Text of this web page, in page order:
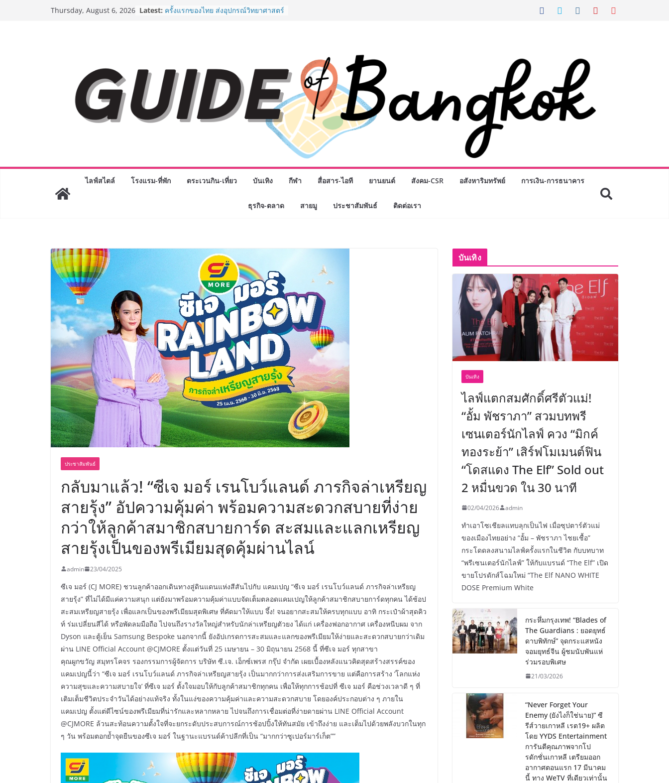
Thursday, August 6, 2026 Latest: “ตลาดดอกไม้สี่มุมเมือง” ศูนย์รวมดอกไม้
สด ดอกไม้ประดิษฐ์ พวงมาลัย และสังฆ
“CE-7 MATCH” ฝีมือคนไทย ร่วมภารกิจ
สำรวจดวงจันทร์ 24 สิงหาคมนี้
8.8 “ซูเลียน” รวมพลังนักธุรกิจทั่ว
ประเทศ จัดประชุมใหญ่แห่งปี พบ CEO
“ดร.ปิยะวัฒน์” ถ่ายทอดวิสัยทัศน์ธุรกิจ
พร้อมฟรีคอนเสิร์ต “โชค รถแห่” ยกวง
AirAsia X SEE FAH พันธมิตรทางธุรกิจ
BEDO เดินหน้าจัดกิจกรรมเจรจาธุรกิจ
“BIO TRADE CONNECT 2026” ยก
ไลฟ์สไตล์ โรงแรม-ที่พัก ตระเวนกิน-เที่ยว บันเทิง กีฬา สื่อสาร-ไอที ยานยนต์ สังคม-CSR อสังหาริมทรัพย์ การเงิน-การธนาคาร
ธุรกิจ-ตลาด สายมู ประชาสัมพันธ์ ติดต่อเรา
ประชาสัมพันธ์
กลับมาแล้ว! “ซีเจ มอร์ เรนโบว์แลนด์ ภารกิจล่าเหรียญ
สายรุ้ง” อัปความคุ้มค่า พร้อมความสะดวกสบายที่ง่าย
กว่าให้ลูกค้าสมาชิกสบายการ์ด สะสมและแลกเหรียญ
สายรุ้งเป็นของพรีเมียมสุดคุ้มผ่านไลน์
admin 23/04/2025
ซีเจ มอร์ (CJ MORE) ชวนลูกค้าออกเดินทางสู่ดินแดนแห่งสีสันไปกับ แคมเปญ “ซีเจ มอร์ เรนโบว์แลนด์ ภารกิจล่าเหรียญ
สายรุ้ง” ที่ไม่ได้มีแค่ความสนุก แต่ยังมาพร้อมความคุ้มค่าแบบจัดเต็มตลอดแคมเปญให้ลูกค้าสมาชิกสบายการ์ดทุกคน ได้ช้อป
สะสมเหรียญสายรุ้ง เพื่อแลกเป็นของพรีเมียมสุดพิเศษ ที่คัดมาให้แบบ จึ้ง! จนอยากสะสมให้ครบทุกแบบ อาทิ กระเป๋าผ้าสุดคิว
ท์ ร่มเปลี่ยนสีได้ หรือพัดลมมือถือ ไปจนถึงรางวัลใหญ่สำหรับนักล่าเหรียญตัวยง ได้แก่ เครื่องฟอกอากาศ เครื่องหนีบผม จาก
Dyson และตู้เย็น Samsung Bespoke นอกจากนี้ ยังอัปเกรดการสะสมและแลกของพรีเมียมให้ง่ายและสะดวกสบายกว่าเดิม
ผ่าน LINE Official Account @CJMORE ตั้งแต่วันที่ 25 เมษายน – 30 มิถุนายน 2568 นี้ ที่ซีเจ มอร์ ทุกสาขา
คุณผูกขวัญ สมุทรโคจร รองกรรมการผู้จัดการ บริษัท ซี.เจ. เอ็กซ์เพรส กรุ๊ป จำกัด เผยเบื้องหลังแนวคิดสุดสร้างสรรค์ของ
แคมเปญนี้ว่า “ซีเจ มอร์ เรนโบว์แลนด์ ภารกิจล่าเหรียญสายรุ้ง เป็นมากกว่าการส่งเสริมการขาย แต่คือการสร้าง ‘โลกแห่ง
ความสุขและความสบายใจ’ ที่ซีเจ มอร์ ตั้งใจมอบให้กับลูกค้าสมาชิกทุกคน เพื่อให้ทุกการช้อปที่ ซีเจ มอร์ คือช่วงเวลาดี ๆ ที่
เติมเต็มชีวิตประจำวันได้อย่างแท้จริง ทั้งในแง่ของความคุ้มค่าและความสะดวกสบาย โดยองค์ประกอบต่าง ๆ ภายใน
แคมเปญ ตั้งแต่ดีไซน์ของพรีเมียมที่น่ารักและหลากหลาย ไปจนถึงการเชื่อมต่อที่ง่ายดายผ่าน LINE Official Account
@CJMORE ล้วนสะท้อนความตั้งใจที่จะยกระดับประสบการณ์การช้อปปิ้งให้ทันสมัย เข้าถึงง่าย และเต็มไปด้วยพลังบวกในทุก
ๆ วัน พร้อมตอกย้ำจุดยืนของซีเจ มอร์ ในฐานะแบรนด์ค้าปลีกที่เป็น “มากกว่าซูเปอร์มาร์เก็ต””
บันเทิง
บันเทิง
ไลฟ์แตกสมศักดิ์ศรีตัวแม่!
“อั้ม พัชราภา” สวมบทพรี
เซนเตอร์นักไลฟ์ ควง “มิกค์
ทองระย้า” เสิร์ฟโมเมนต์ฟิน
“โดสแดง The Elf” Sold out
2 หมื่นขวด ใน 30 นาที
02/04/2026 admin
ทำเอาโซเชียลแทบลุกเป็นไฟ เมื่อซุปตาร์ตัวแม่
ของเมืองไทยอย่าง “อั้ม – พัชราภา ไชยเชื้อ”
กระโดดลงสนามไลฟ์ครั้งแรกในชีวิต กับบทบาท
“พรีเซนเตอร์นักไลฟ์” ให้กับแบรนด์ “The Elf” เปิด
ขายโปรดักส์โฉมใหม่ “The Elf NANO WHITE
DOSE Premium White
กระหึ่มกรุงเทพ! “Blades of
The Guardians : ยอดยุทธ์
ดาบพิทักษ์” จุดกระแสหนัง
จอมยุทธ์จีน ผู้ชมนับพันแห่
ร่วมรอบพิเศษ
21/03/2026
“Never Forget Your
Enemy (ยังไงก็ใช่นาย)” ซี
รีส์วายเกาหลี เรต19+ ผลิต
โดย YYDS Entertainment
การันตีคุณภาพจากโป
รดักชั่นเกาหลี เตรียมออก
อากาศตอนแรก 17 มีนาคม
นี้ ทาง WeTV ที่เดียวเท่านั้น